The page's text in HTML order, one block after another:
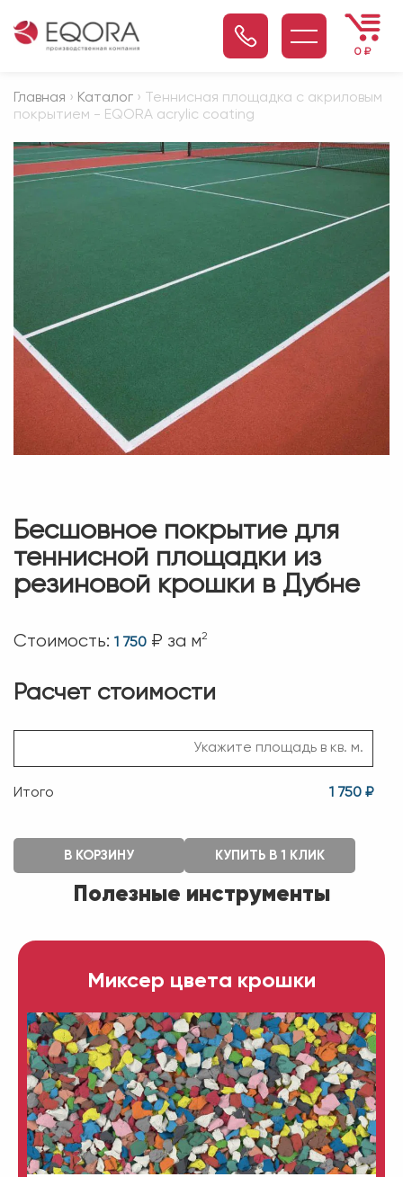
0 ₽
Главная › Каталог › Теннисная площадка с акриловым
покрытием - EQORA acrylic coating
Бесшовное покрытие для
теннисной площадки из
резиновой крошки в Дубне
Стоимость: 1 750 ₽ за м2
Расчет стоимости
Итого 1 750 ₽
В КОРЗИНУ КУПИТЬ В 1 КЛИК
Полезные инструменты
Миксер цвета крошки